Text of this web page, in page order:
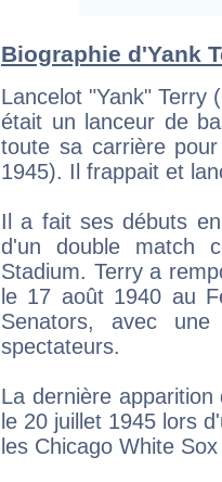
Biographie d'Yank
Lancelot "Yank" Terry
était un lanceur de
toute sa carrière
1945). Il frappait et
Il a fait ses débuts
d'un double match
Stadium. Terry a
le 17 août 1940 au
Senators, avec
spectateurs.
La dernière
le 20 juillet 1945 lors
les Chicago White